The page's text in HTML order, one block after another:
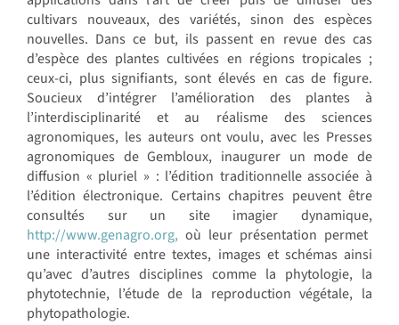
cultivars nouveaux, des variétés, sinon des espèces
nouvelles. Dans ce but, ils passent en revue des cas
d’espèce des plantes cultivées en régions tropicales ;
ceux-ci, plus signifiants, sont élevés en cas de figure.
Soucieux d’intégrer l’amélioration des plantes à
l’interdisciplinarité et au réalisme des sciences
agronomiques, les auteurs ont voulu, avec les Presses
agronomiques de Gembloux, inaugurer un mode de
diffusion « pluriel » : l’édition traditionnelle associée à
l’édition électronique. Certains chapitres peuvent être
consultés sur un site imagier dynamique,
http://www.genagro.org, où leur présentation permet
une interactivité entre textes, images et schémas ainsi
qu’avec d’autres disciplines comme la phytologie, la
phytotechnie, l’étude de la reproduction végétale, la
phytopathologie.